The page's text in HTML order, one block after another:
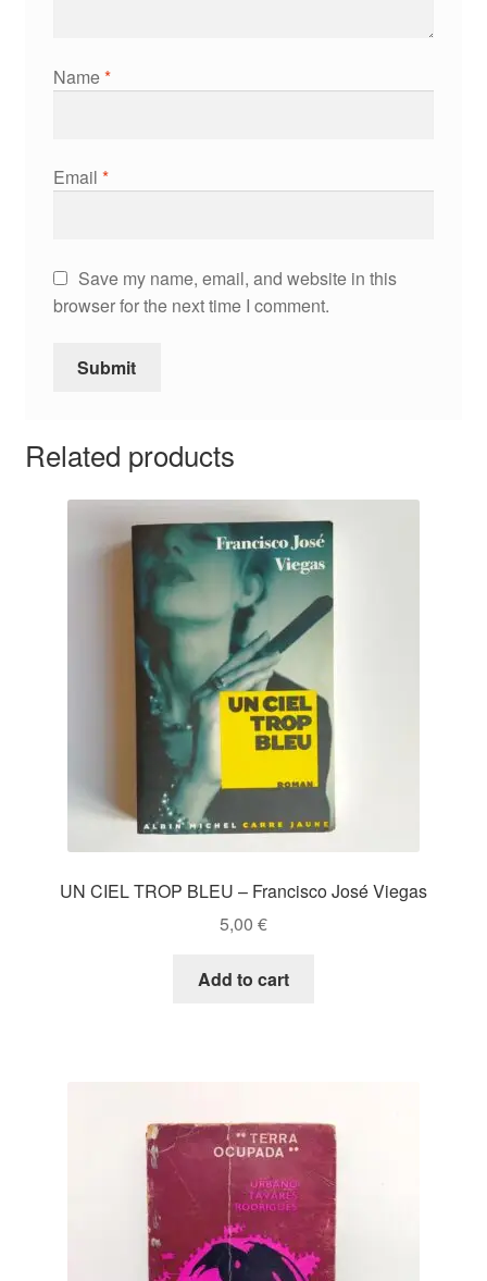
Name*
Email *
Save my name, email, and website in this
browser for the next time I comment.
Related products
UN CIEL TROP BLEU – Francisco José Viegas
5,00 €
Add to cart